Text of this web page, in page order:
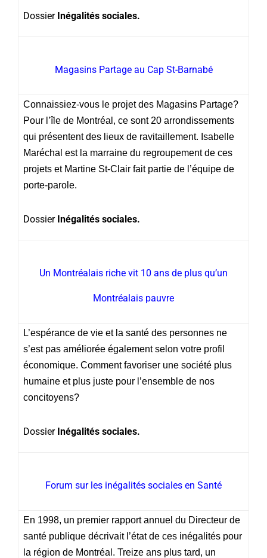
Dossier Inégalités sociales.
Magasins Partage au Cap St-Barnabé
Connaissiez-vous le projet des Magasins Partage?
Pour l’île de Montréal, ce sont 20 arrondissements
qui présentent des lieux de ravitaillement. Isabelle
Maréchal est la marraine du regroupement de ces
projets et Martine St-Clair fait partie de l’équipe de
porte-parole.
Dossier Inégalités sociales.
Un Montréalais riche vit 10 ans de plus qu’un
Montréalais pauvre
L’espérance de vie et la santé des personnes ne
s’est pas améliorée également selon votre profil
économique. Comment favoriser une société plus
humaine et plus juste pour l’ensemble de nos
concitoyens?
Dossier Inégalités sociales.
Forum sur les inégalités sociales en Santé
En 1998, un premier rapport annuel du Directeur de
santé publique décrivait l’état de ces inégalités pour
la région de Montréal. Treize ans plus tard, un